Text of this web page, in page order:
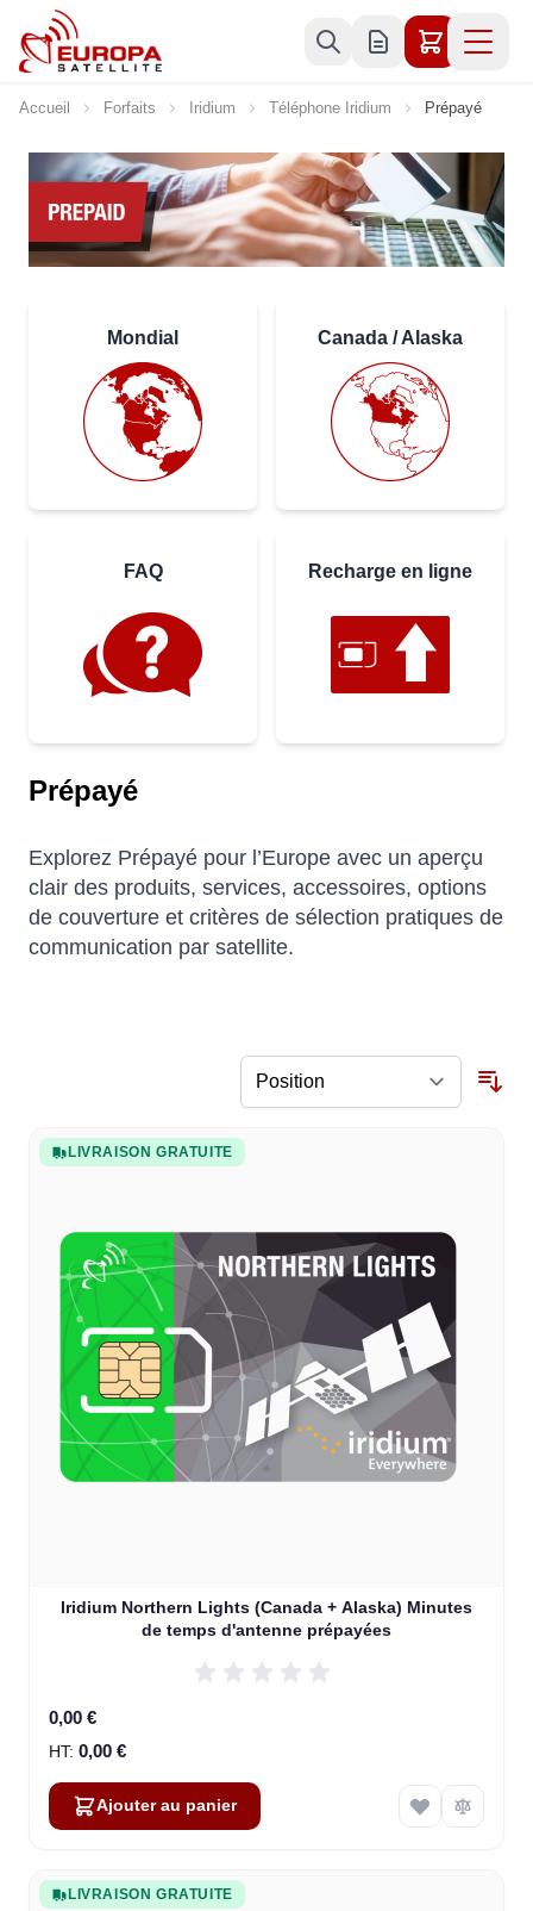
Allez au contenu
Accueil Forfaits Iridium Téléphone Iridium Prépayé
Mondial Canada / Alaska
FAQ Recharge en ligne
Prépayé
Explorez Prépayé pour l’Europe avec un aperçu
clair des produits, services, accessoires, options
de couverture et critères de sélection pratiques de
communication par satellite.
LIVRAISON GRATUITE
Iridium Northern Lights (Canada + Alaska) Minutes
de temps d'antenne prépayées
0,00 €
0,00 €
Ajouter au panier
LIVRAISON GRATUITE